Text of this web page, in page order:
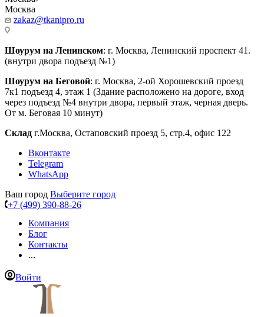
Москва
zakaz@tkanipro.ru
Шоурум на Ленинском: г. Москва, Ленинский проспект 41.
(внутри двора подъезд №1)
Шоурум на Беговой: г. Москва, 2-ой Хорошевский проезд
7к1 подъезд 4, этаж 1 (Здание расположено на дороге, вход
через подъезд №4 внутри двора, первый этаж, черная дверь.
От м. Беговая 10 минут)
Склад г.Москва, Остаповский проезд 5, стр.4, офис 122
Вконтакте
Telegram
WhatsApp
Ваш город Выберите город
+7 (499) 390-88-26
Компания
Блог
Контакты
...
Войти